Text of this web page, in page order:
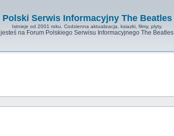
Polski Serwis Informacyjny The Beatles
Istnieje od 2001 roku. Codzienna aktualizacja, ksiazki, filmy, plyty.
jesteś na Forum Polskiego Serwisu Informacyjnego The Beatles